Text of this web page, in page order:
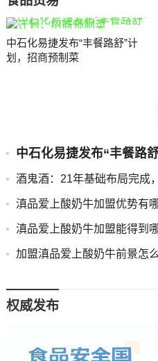
中石化易捷发布“丰餐路舒”计
划，招商预制菜
中石化易捷发布“丰餐路
酒鬼酒：21年基础布局完成
滇品爱上酸奶牛加盟优势有
滇品爱上酸奶牛加盟能得到
加盟滇品爱上酸奶牛前景怎
权威发布